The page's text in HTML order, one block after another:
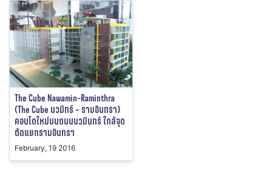
The Cube Nawamin-Raminthra
(The Cube นวมิทร์ – รามอินทรา)
คอนโดใหม่บนถนนนวมินทร์ ใกล้จุด
ตัดแยกรามอินทรา
February, 19 2016